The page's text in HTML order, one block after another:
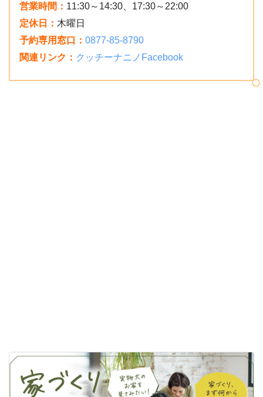
営業時間： 11:30～14:30、17:30～22:00
定休日： 木曜日
予約専用窓口： 0877-85-8790
関連リンク： クッチーナニノFacebook